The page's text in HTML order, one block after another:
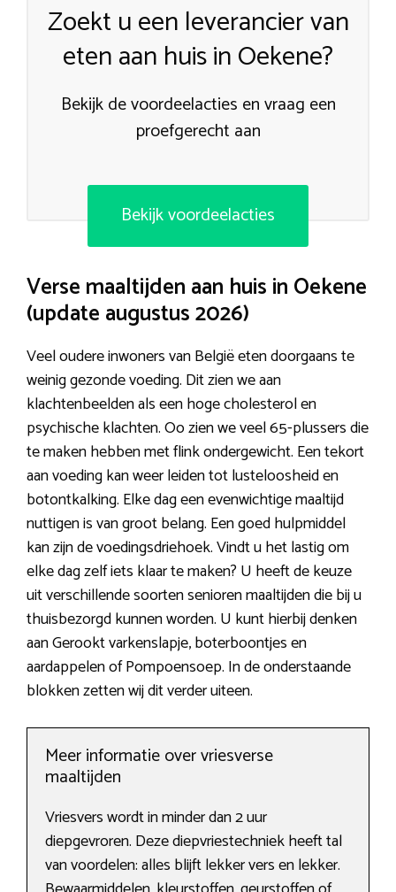
Zoekt u een leverancier van
eten aan huis in Oekene?
Bekijk de voordeelacties en vraag een
proefgerecht aan
Bekijk voordeelacties
Verse maaltijden aan huis in Oekene
(update augustus 2026)
Veel oudere inwoners van België eten doorgaans te
weinig gezonde voeding. Dit zien we aan
klachtenbeelden als een hoge cholesterol en
psychische klachten. Oo zien we veel 65-plussers die
te maken hebben met flink ondergewicht. Een tekort
aan voeding kan weer leiden tot lusteloosheid en
botontkalking. Elke dag een evenwichtige maaltijd
nuttigen is van groot belang. Een goed hulpmiddel
kan zijn de voedingsdriehoek. Vindt u het lastig om
elke dag zelf iets klaar te maken? U heeft de keuze
uit verschillende soorten senioren maaltijden die bij u
thuisbezorgd kunnen worden. U kunt hierbij denken
aan Gerookt varkenslapje, boterboontjes en
aardappelen of Pompoensoep. In de onderstaande
blokken zetten wij dit verder uiteen.
Meer informatie over vriesverse
maaltijden
Vriesvers wordt in minder dan 2 uur
diepgevroren. Deze diepvriestechniek heeft tal
van voordelen: alles blijft lekker vers en lekker.